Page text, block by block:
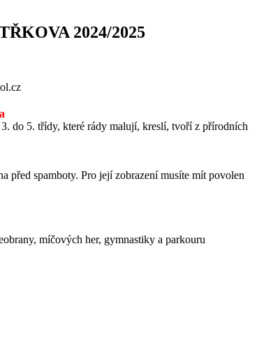
2024/2025
do 5. třídy, které rády malují, kreslí, tvoří z přírodních
před spamboty. Pro její zobrazení musíte mít povolen
míčových her, gymnastiky a parkouru